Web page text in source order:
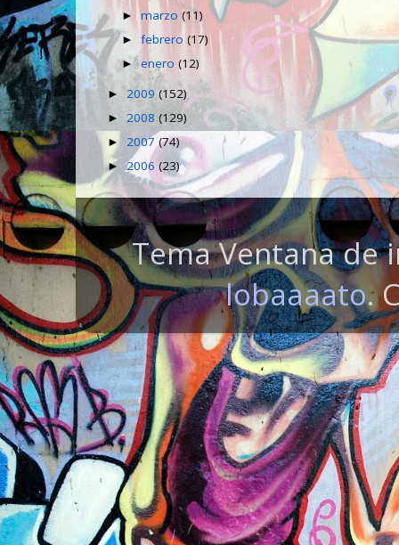
►marzo(11)
►febrero(17)
►enero(12)
► 2009 (152)
► 2008(129)
► 2007 (74)
►2006 (23)
Tema Ventana de
lobaaaato.